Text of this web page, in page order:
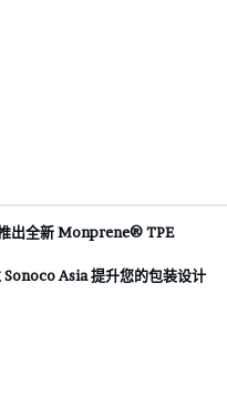
出全新 Monprene® TPE
Sonoco Asia 提升您的包装设计